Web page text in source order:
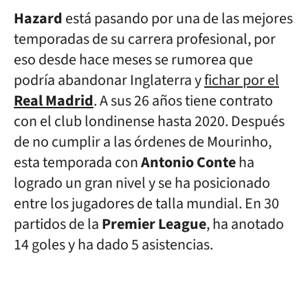
Hazardestá pasando por una de las mejores
temporadas de su carrera profesional, por
eso desde hace meses se rumorea que
podría abandonar Inglaterra yfichar por el
Real Madrid. A sus 26 años tiene contrato
con el club londinense hasta 2020. Después
de no cumplir a las órdenes de Mourinho,
esta temporada conAntonio Conteha
logrado un gran nivel y se ha posicionado
entre los jugadores de talla mundial. En 30
partidos de laPremier League, ha anotado
14 goles y ha dado 5 asistencias.